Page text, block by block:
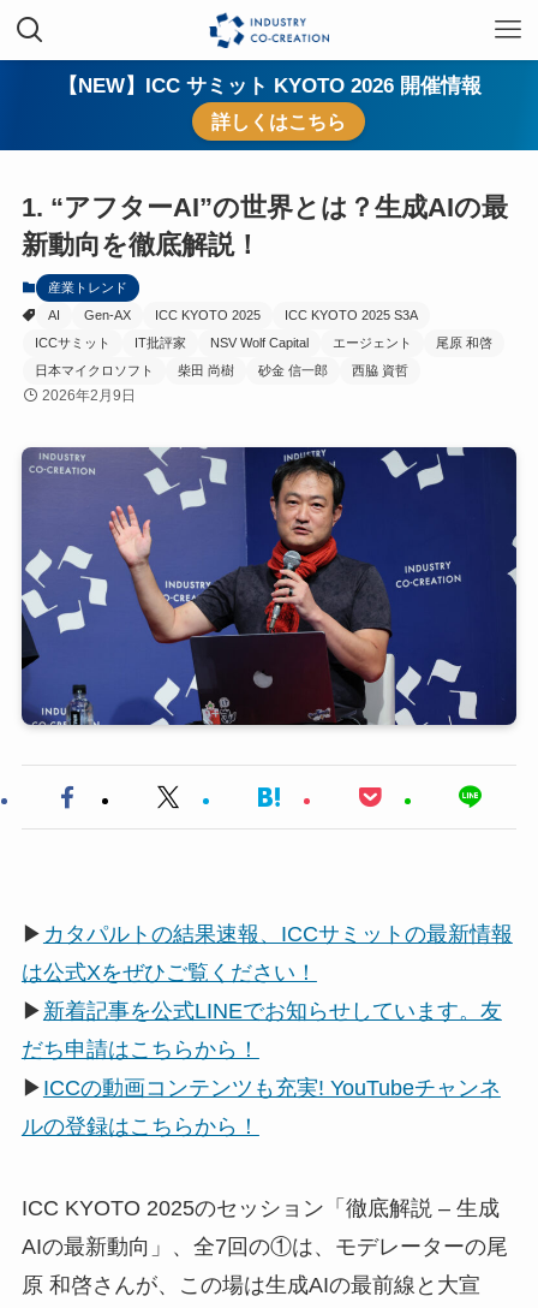
【NEW】ICC サミット KYOTO 2026 開催情報
詳しくはこちら
1. “アフターAI”の世界とは？生成AIの最
新動向を徹底解説！
産業トレンド
AI
Gen-AX ICC KYOTO 2025
ICC KYOTO 2025 S3A
ICCサミット
IT批評家 NSV Wolf Capital エージェント
尾原 和啓
日本マイクロソフト
柴田 尚樹 砂金 信一郎 西脇 資哲
2026年2月9日
▶ カタパルトの結果速報、ICCサミットの最新情報
は公式Xをぜひご覧ください！
▶ 新着記事を公式LINEでお知らせしています。友
だち申請はこちらから！
▶ ICCの動画コンテンツも充実! YouTubeチャンネ
ルの登録はこちらから！
ICC KYOTO 2025のセッション「徹底解説 – 生成
AIの最新動向」、全7回の①は、モデレーターの尾
原 和啓さんが、この場は生成AIの最前線と大宣